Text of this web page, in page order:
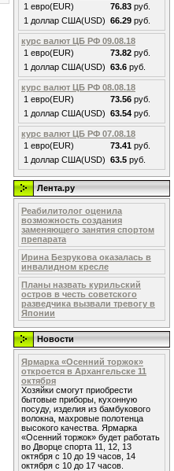
1 евро(EUR)
76.83 руб.
1 доллар США(USD) 66.29 руб.
курс валют ЦБ РФ 09.08.18
1 евро(EUR)
73.82 руб.
1 доллар США(USD) 63.6 руб.
курс валют ЦБ РФ 08.08.18
1 евро(EUR)
73.56 руб.
1 доллар США(USD) 63.54 руб.
курс валют ЦБ РФ 07.08.18
1 евро(EUR)
73.41 руб.
1 доллар США(USD) 63.5 руб.
Лента.ру
Реабилитолог оценила
возможность создания
заменяющего занятия спортом
препарата
Ирина Безрукова оказалась в
инвалидном кресле
Планы назвать курильский
остров в честь советского
разведчика вызвали тревогу в
Японии
Новости
Ярмарка «Осенний торжок»
откроется в Архангельске 11
октября
Хозяйки смогут приобрести
бытовые приборы, кухонную
посуду, изделия из бамбукового
волокна, махровые полотенца
высокого качества. Ярмарка
«Осенний торжок» будет работать
во Дворце спорта 11, 12, 13
октября с 10 до 19 часов, 14
октября с 10 до 17 часов.